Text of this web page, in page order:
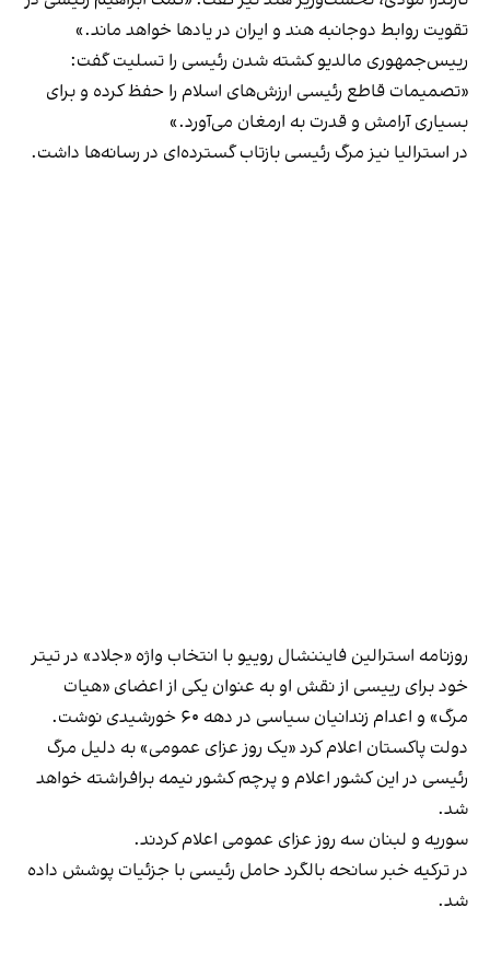
تقویت روابط دوجانبه هند و ایران در یادها خواهد ماند.»
رییس‌جمهوری مالدیو کشته شدن رئيسی را تسلیت گفت:
«تصمیمات قاطع رئيسی ارزش‌های اسلام را حفظ کرده و برای
بسیاری آرامش و قدرت به ارمغان می‌آورد.»
در استرالیا نیز مرگ رئیسی بازتاب گسترده‌ای در رسانه‌ها داشت.
روزنامه استرالین فایننشال روییو با انتخاب واژه «جلاد» در تیتر
خود برای رییسی از نقش او به عنوان یکی از اعضای «هیات
مرگ» و اعدام زندانیان سیاسی در دهه ۶۰ خورشیدی نوشت.
دولت پاکستان اعلام کرد «یک روز عزای عمومی» به دلیل مرگ
رئیسی در این کشور اعلام و پرچم کشور نیمه برافراشته خواهد
شد.
سوریه و لبنان سه روز عزای عمومی اعلام کردند.
در ترکیه خبر سانحه بالگرد حامل رئیسی با جزئیات پوشش داده
شد.